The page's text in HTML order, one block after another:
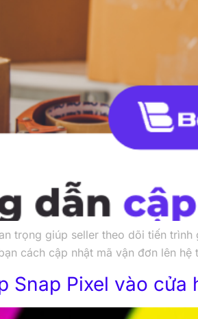
trọng giúp seller theo dõi tiến
cách cập nhật mã vận đơn lên
Snap Pixel vào